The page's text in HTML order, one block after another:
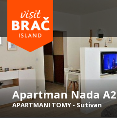
Apartman Nada
APARTMANI TOMY - Sutivan